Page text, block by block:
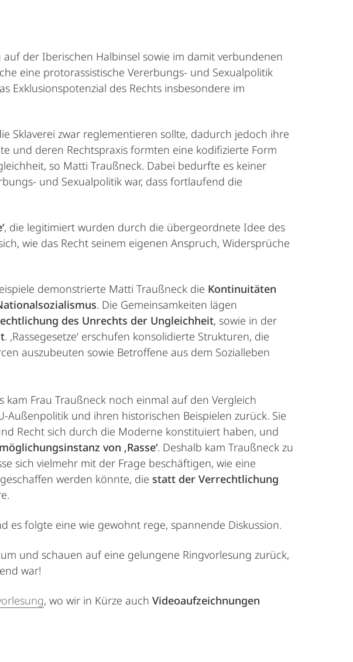
der Iberischen Halbinsel sowie im damit verbundenen
eine protorassistische Vererbungs- und Sexualpolitik
Exklusionspotenzial des Rechts insbesondere im
Sklaverei zwar reglementieren sollte, dadurch jedoch ihre
und deren Rechtspraxis formten eine kodifizierte Form
so Matti Traußneck. Dabei bedurfte es keiner
und Sexualpolitik war, dass fortlaufend die
, die legitimiert wurden durch die übergeordnete Idee des
wie das Recht seinem eigenen Anspruch, Widersprüche
demonstrierte Matti Traußneck die Kontinuitäten
. Die Gemeinsamkeiten lägen
des Unrechts der Ungleichheit, sowie in der
. ‚Rassegesetze‘ erschufen konsolidierte Strukturen, die
auszubeuten sowie Betroffene aus dem Sozialleben
kam Frau Traußneck noch einmal auf den Vergleich
Außenpolitik und ihren historischen Beispielen zurück. Sie
und Recht sich durch die Moderne konstituiert haben, und
von ‚Rasse‘. Deshalb kam Traußneck zu
sich vielmehr mit der Frage beschäftigen, wie eine
werden könnte, die statt der Verrechtlichung
folgte eine wie gewohnt rege, spannende Diskussion.
und schauen auf eine gelungene Ringvorlesung zurück,
war!
, wo wir in Kürze auch Videoaufzeichnungen